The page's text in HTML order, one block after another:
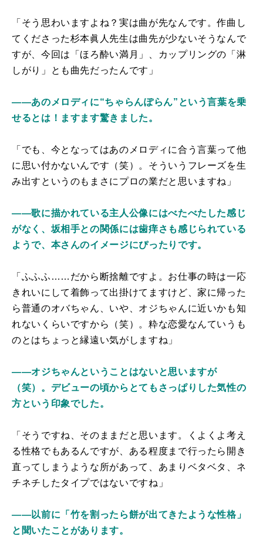
「そう思わいますよね？実は曲が先なんです。作曲し
てくださった杉本眞人先生は曲先が少ないそうなんで
すが、今回は「ほろ酔い満月」、カップリングの「淋
しがり」とも曲先だったんです」
――あのメロディに“ちゃらんぽらん”という言葉を乗
せるとは！ますます驚きました。
「でも、今となってはあのメロディに合う言葉って他
に思い付かないんです（笑）。そういうフレーズを生
み出すというのもまさにプロの業だと思いますね」
――歌に描かれている主人公像にはべたべたした感じ
がなく、坂相手との関係には歯痒さも感じられている
ようで、本さんのイメージにぴったりです。
「ふふふ……だから断捨離ですよ。お仕事の時は一応
きれいにして着飾って出掛けてますけど、家に帰った
ら普通のオバちゃん、いや、オジちゃんに近いかも知
れないくらいですから（笑）。粋な恋愛なんていうも
のとはちょっと縁遠い気がしますね」
――オジちゃんということはないと思いますが
（笑）。デビューの頃からとてもさっぱりした気性の
方という印象でした。
「そうですね、そのままだと思います。くよくよ考え
る性格でもあるんですが、ある程度まで行ったら開き
直ってしまうような所があって、あまりベタベタ、ネ
チネチしたタイプではないですね」
――以前に「竹を割ったら餅が出てきたような性格」
と聞いたことがあります。